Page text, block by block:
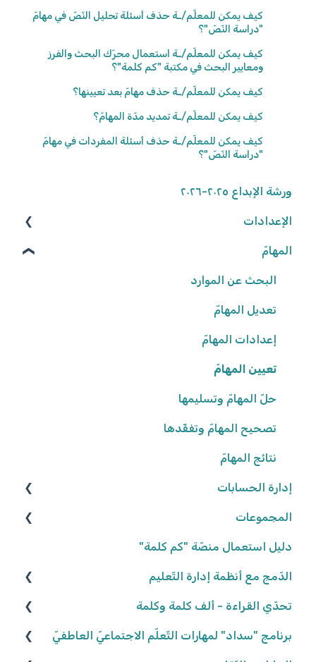
كيف يمكن للمعلّم/ـة حذف أسئلة تحليل النّصّ في مهامّ
"دراسة النّصّ"؟
كيف يمكن للمعلّم/ـة استعمال محرّك البحث والفرز
ومعايير البحث في مكتبة "كم كلمة"؟
كيف يمكن للمعلّم/ـة حذف مهامّ بعد تعيينها؟
كيف يمكن للمعلّم/ـة تمديد مدّة المهامّ؟
كيف يمكن للمعلّم/ـة حذف أسئلة المفردات في مهامّ
"دراسة النّصّ"؟
ورشة الإبداع ٢٠٢٥-٢٠٢٦
الإعدادات
الوصول إلى المنصّة
كلمة المرور
البيانات الشّخصيّة
شروط وأحكام
إعدادات المدرسة
المهامّ
البحث عن الموارد
تعديل المهامّ
إعدادات المهامّ
تعيين المهامّ
حلّ المهامّ وتسليمها
تصحيح المهامّ وتفقّدها
نتائج المهامّ
إدارة الحسابات
المعلّمون/ـات
التّلاميذ
المجموعات
إنشاء المجموعات
تعديل المجموعات
إحصاءات المجموعات
دليل استعمال منصّة "كم كلمة"
الدّمج مع أنظمة إدارة التّعليم
كلاسلينك - ClassLink
تحدّي القراءة - ألف كلمة وكلمة
نكتب الواقع، نحلّق في الخيال ٢٠٢٥/٢٠٢٦
برنامج "سداد" لمهارات التّعلّم الاجتماعيّ العاطفيّ